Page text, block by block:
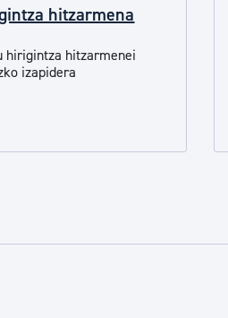
hitzarmena
hirigintza hitzarmenei
izapidera